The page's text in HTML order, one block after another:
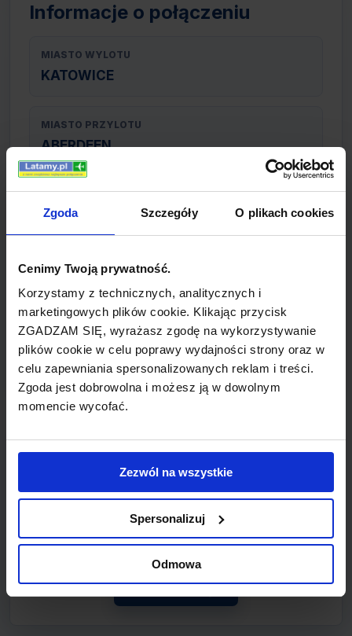
Zgoda Szczegóły O plikach cookies
Cenimy Twoją prywatność.
Korzystamy z technicznych, analitycznych i
marketingowych plików cookie. Klikając przycisk
ZGADZAM SIĘ, wyrażasz zgodę na wykorzystywanie
plików cookie w celu poprawy wydajności strony oraz w
celu zapewniania spersonalizowanych reklam i treści.
Zgoda jest dobrowolna i możesz ją w dowolnym
momencie wycofać.
Zezwól na wszystkie
Spersonalizuj
Odmowa
Informacje o połączeniu
MIASTO WYLOTU
KATOWICE
MIASTO PRZYLOTU
ABERDEEN
TYP POŁĄCZENIA
z przesiadką
REZERWACJA
online lub telefoniczna
PŁATNOŚĆ
przelew, gotówka, karta
LINIA LOTNICZA
LOT
lotnicze.